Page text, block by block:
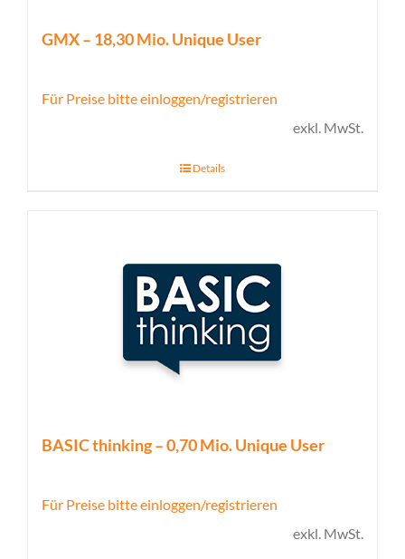
GMX – 18,30 Mio. Unique User
Für Preise bitte einloggen/registrieren
exkl. MwSt.
Details
BASIC thinking – 0,70 Mio. Unique User
Für Preise bitte einloggen/registrieren
exkl. MwSt.